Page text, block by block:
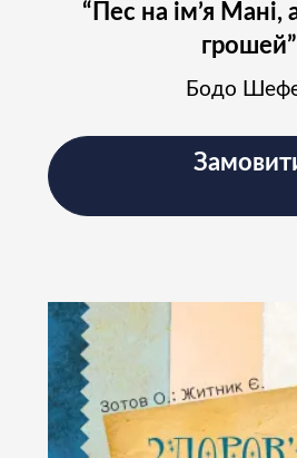
“Пес на ім’я Мані,
грошей”
Бодо